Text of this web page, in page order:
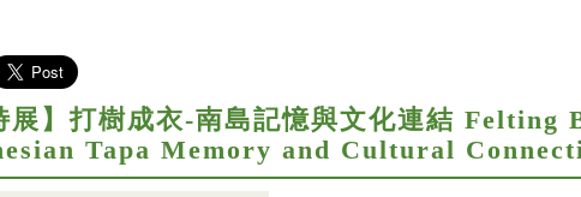
展】打樹成衣-南島記憶與文化連結
Tapa Memory and Cultural